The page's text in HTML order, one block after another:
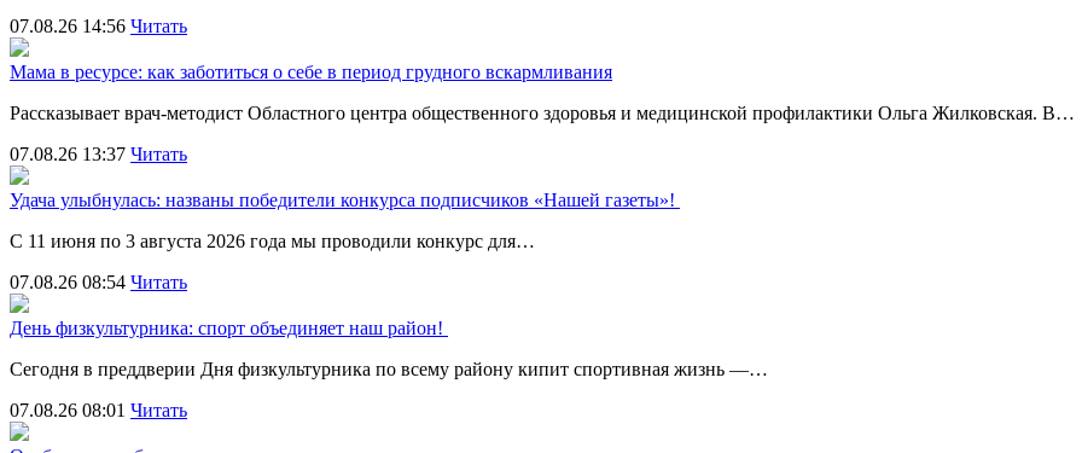
07.08.26 14:56 Читать
Мама в ресурсе: как заботиться о себе в период грудного вскармливания
Рассказывает врач-методист Областного центра общественного здоровья и медицинской профилактики Ольга Жилковская. В…
07.08.26 13:37 Читать
Удача улыбнулась: названы победители конкурса подписчиков «Нашей газеты»!
С 11 июня по 3 августа 2026 года мы проводили конкурс для…
07.08.26 08:54 Читать
День физкультурника: спорт объединяет наш район!
Сегодня в преддверии Дня физкультурника по всему району кипит спортивная жизнь —…
07.08.26 08:01 Читать